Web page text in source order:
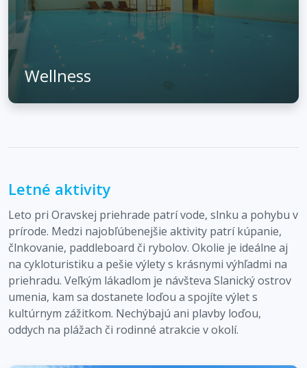
Wellness
Letné aktivity
Leto pri Oravskej priehrade patrí vode, slnku a pohybu v
prírode. Medzi najobľúbenejšie aktivity patrí kúpanie,
člnkovanie, paddleboard či rybolov. Okolie je ideálne aj
na cykloturistiku a pešie výlety s krásnymi výhľadmi na
priehradu. Veľkým lákadlom je návšteva Slanický ostrov
umenia, kam sa dostanete loďou a spojíte výlet s
kultúrnym zážitkom. Nechýbajú ani plavby loďou,
oddych na plážach či rodinné atrakcie v okolí.